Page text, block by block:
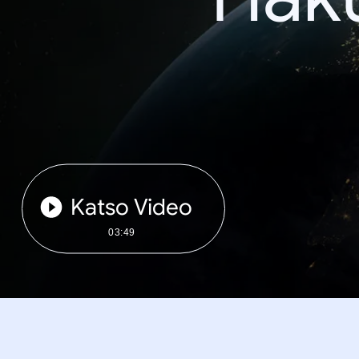
Katso Video
03:49